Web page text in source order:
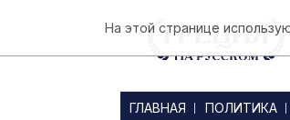
ГЛАВНАЯ ПОЛИТИКА
На этой странице